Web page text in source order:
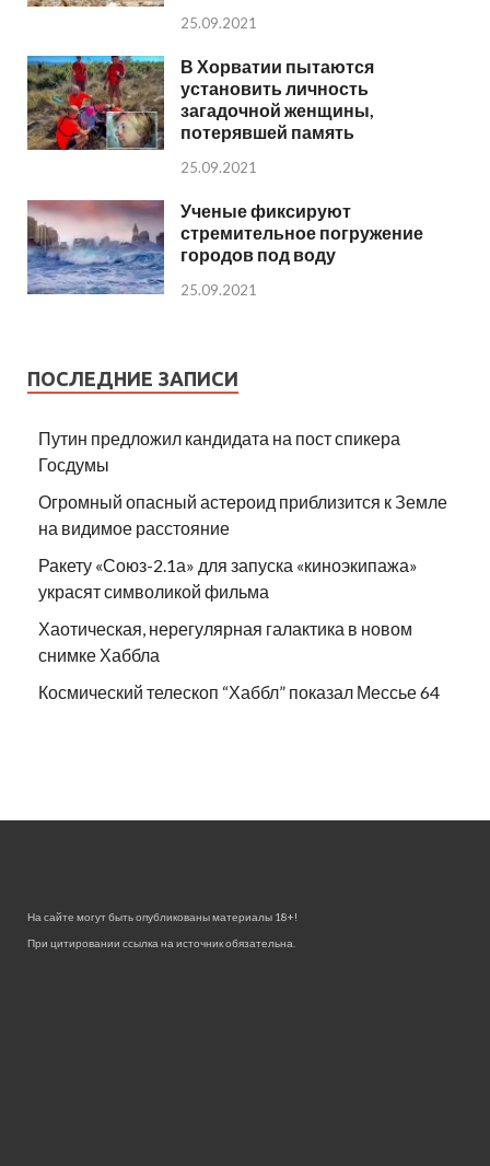
25.09.2021
В Хорватии пытаются
установить личность
загадочной женщины,
потерявшей память
25.09.2021
Ученые фиксируют
стремительное погружение
городов под воду
25.09.2021
ПОСЛЕДНИЕ ЗАПИСИ
Путин предложил кандидата на пост спикера
Госдумы
Огромный опасный астероид приблизится к Земле
на видимое расстояние
Ракету «Союз-2.1а» для запуска «киноэкипажа»
украсят символикой фильма
Хаотическая, нерегулярная галактика в новом
снимке Хаббла
Космический телескоп “Хаббл” показал Мессье 64
На сайте могут быть опубликованы материалы 18+!
При цитировании ссылка на источник обязательна.